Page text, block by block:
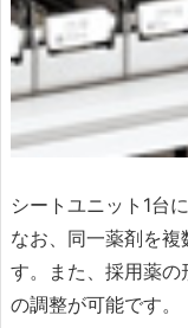
シートユニット1台
なお、同一薬剤を
す。また、採用薬の
の調整が可能です。